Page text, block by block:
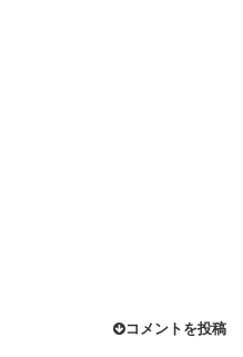
コメントを投稿